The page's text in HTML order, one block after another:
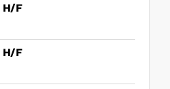
F
F